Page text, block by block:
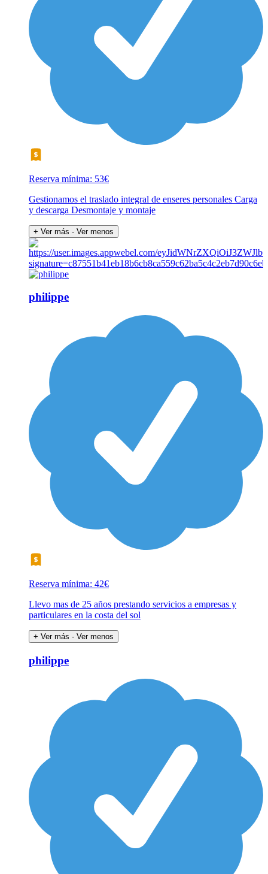
Reserva mínima: 53€
Gestionamos el traslado integral de enseres personales Carga
y descarga Desmontaje y montaje
+ Ver más - Ver menos
philippe
Reserva mínima: 42€
Llevo mas de 25 años prestando servicios a empresas y
particulares en la costa del sol
+ Ver más - Ver menos
philippe